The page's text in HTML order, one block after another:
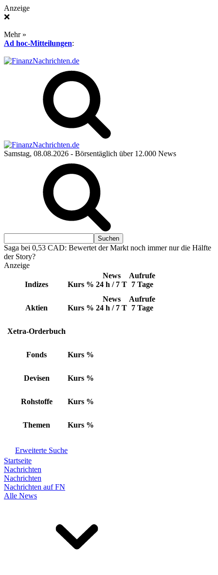
Anzeige
❌
Mehr »
Ad hoc-Mitteilungen:
Samstag, 08.08.2026 - Börsentäglich über 12.000 News
Saga bei 0,53 CAD: Bewertet der Markt noch immer nur die Hälfte
der Story?
Anzeige
Indizes Kurs %
News
24 h / 7 T
Aufrufe
7 Tage
Aktien Kurs %
News
24 h / 7 T
Aufrufe
7 Tage
Xetra-Orderbuch
Fonds Kurs %
Devisen Kurs %
Rohstoffe Kurs %
Themen Kurs %
Erweiterte Suche
Startseite
Nachrichten
Nachrichten
Nachrichten auf FN
Alle News